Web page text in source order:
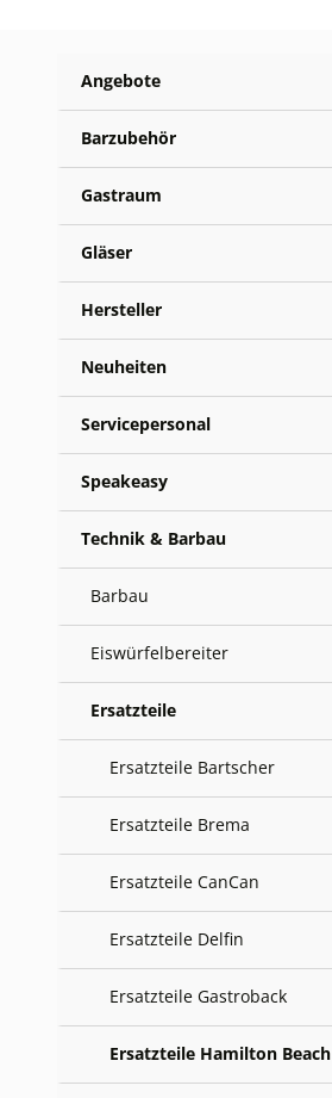
Angebote
Barzubehör
Gastraum
Gläser
Hersteller
Neuheiten
Servicepersonal
Speakeasy
Technik & Barbau
Barbau
Eiswürfelbereiter
Ersatzteile
Ersatzteile Bartscher
Ersatzteile Brema
Ersatzteile CanCan
Ersatzteile Delfin
Ersatzteile Gastroback
Ersatzteile Hamilton Beach